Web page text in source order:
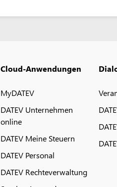
Cloud-Anwendungen
MyDATEV
DATEV Unternehmen
online
DATEV Meine Steuern
DATEV Personal
DATEV Rechteverwaltung